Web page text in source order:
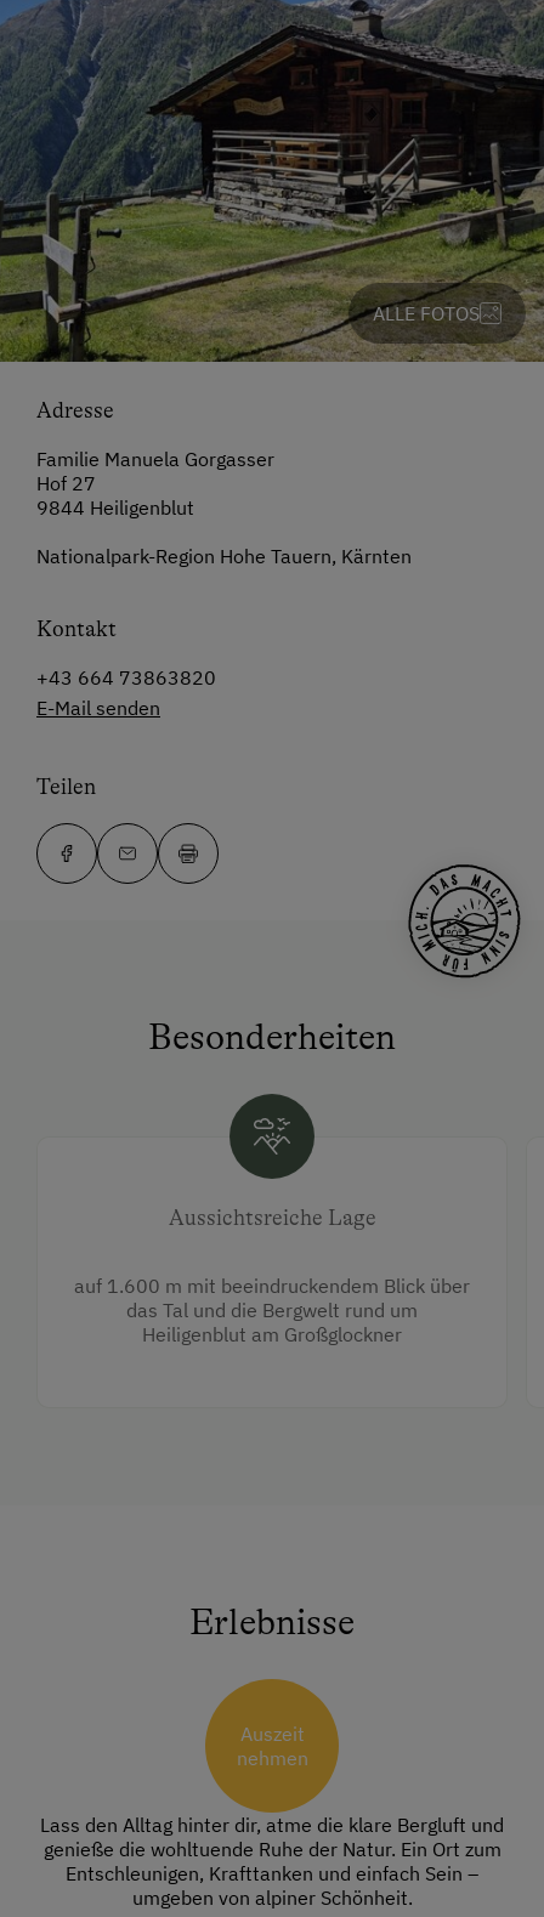
ALLE FOTOS
Adresse
Familie Manuela Gorgasser
Hof 27
9844 Heiligenblut
Nationalpark-Region Hohe Tauern, Kärnten
Kontakt
+43 664 73863820
E-Mail senden
Teilen
Besonderheiten
Aussichtsreiche Lage
auf 1.600 m mit beeindruckendem Blick über
das Tal und die Bergwelt rund um
Heiligenblut am Großglockner
Erlebnisse
Auszeit
nehmen
Lass den Alltag hinter dir, atme die klare Bergluft und
genieße die wohltuende Ruhe der Natur. Ein Ort zum
Entschleunigen, Krafttanken und einfach Sein –
umgeben von alpiner Schönheit.